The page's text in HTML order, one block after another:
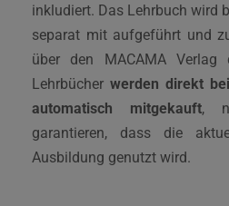
inkludiert. Das Lehrbuch wird
separat mit aufgeführt und
über den MACAMA Verlag
Lehrbücher werden direkt
automatisch mitgekauft,
garantieren, dass die
Ausbildung genutzt wird.